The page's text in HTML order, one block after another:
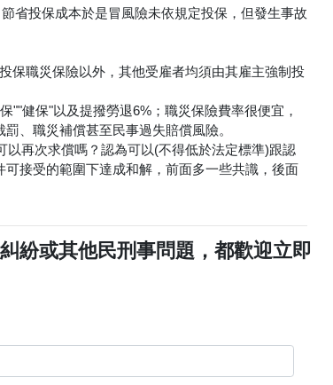
省投保成本於是冒風險未依規定投保，但發生事故
保職災保險以外，其他受雇者均須由其雇主強制投
""健保"以及提撥勞退6%；職災保險費率很便宜，
、職災補償甚至民事過失賠償風險。
再次求償嗎？認為可以(不得低於法定標準)跟認
接受的範圍下達成和解，前面多一些共識，後面
紛或其他民刑事問題，都歡迎立即